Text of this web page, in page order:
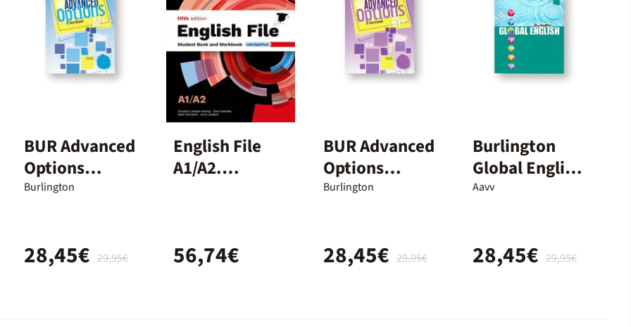
BUR Advanced
Options
A2+/WB
Burlington
29,95€
28,45€
English File
A1/A2.
Digital
56,74€
BUR Advanced
Options
B1+/WB
Burlington
29,95€
28,45€
Burlington
Global English
B1 Workbook
Aavv
29,95€
28,45€